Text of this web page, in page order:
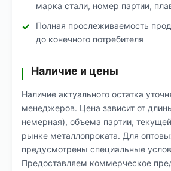
марка стали, номер партии,
Полная прослеживаемость
до конечного потребителя
Наличие и цены
Наличие актуального остатка
менеджеров. Цена зависит от
немерная), объема партии,
рынке металлопроката. Для
предусмотрены специальные
Предоставляем коммерческое